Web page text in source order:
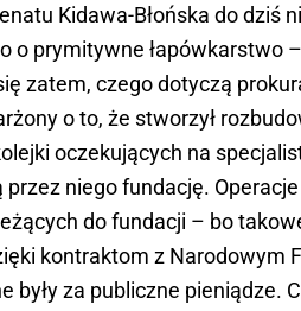
Kidawa-Błońska do dziś
o prymitywne łapówkarstwo
zatem, czego dotyczą
o to, że stworzył
oczekujących na
przez niego fundację.
do fundacji – bo
kontraktom z Narodowym
były za publiczne pieniądze.